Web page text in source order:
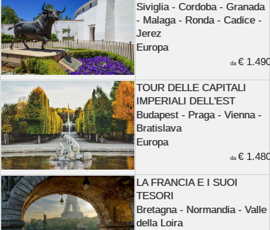
Siviglia - Cordoba - Granada
- Malaga - Ronda - Cadice -
Jerez
Europa
da€
TOUR DELLE CAPITALI
IMPERIALI DELL'EST
Budapest - Praga - Vienna -
Bratislava
Europa
da€
LA FRANCIA E I SUOI
TESORI
Bretagna - Normandia - Valle
della Loira